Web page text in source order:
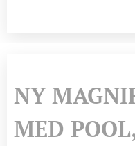
NY
MED